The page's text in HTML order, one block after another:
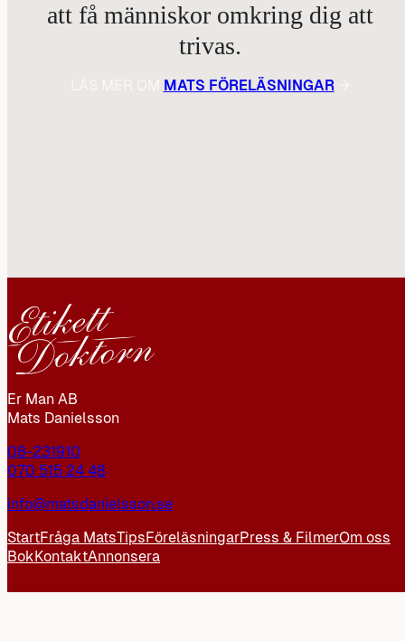
att få människor omkring dig att
trivas.
MATS FÖRELÄSNINGAR→
Er Man AB
Mats Danielsson
08-231910
070 515 24 48
info@matsdanielsson.se
StartFråga MatsTipsFöreläsningarPress & FilmerOm oss
BokKontaktAnnonsera